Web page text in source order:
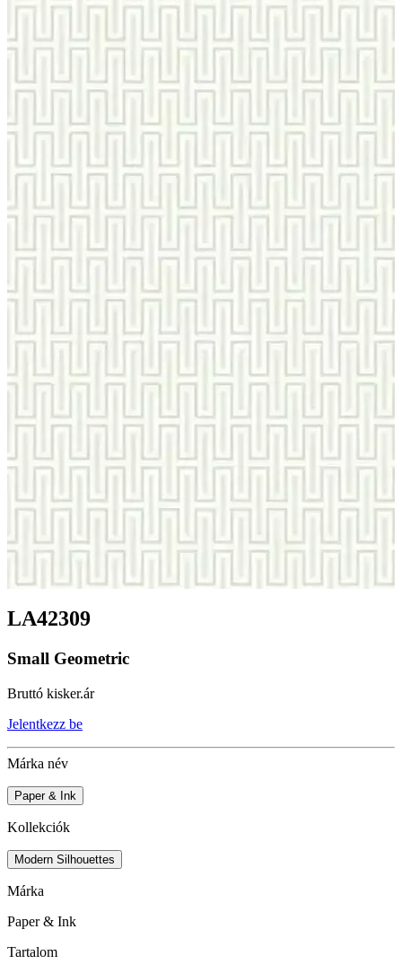
LA42309
Small Geometric
Bruttó kisker.ár
Jelentkezz be
Márka név
Paper & Ink
Kollekciók
Modern Silhouettes
Márka
Paper & Ink
Tartalom